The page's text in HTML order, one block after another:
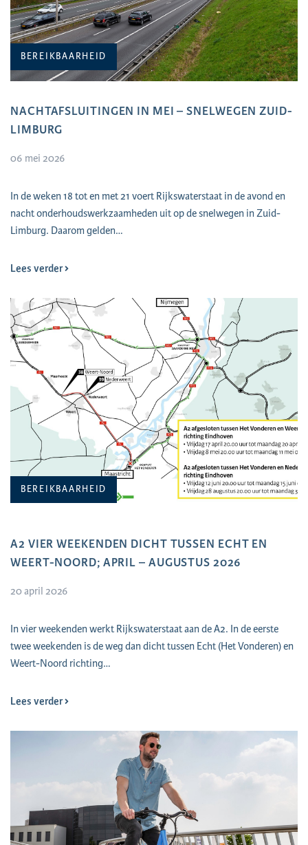
BEREIKBAARHEID
NACHTAFSLUITINGEN IN MEI – SNELWEGEN ZUID-
LIMBURG
06 mei 2026
In de weken 18 tot en met 21 voert Rijkswaterstaat in de avond en
nacht onderhoudswerkzaamheden uit op de snelwegen in Zuid-
Limburg. Daarom gelden…
Lees verder
BEREIKBAARHEID
A2 VIER WEEKENDEN DICHT TUSSEN ECHT EN
WEERT-NOORD; APRIL – AUGUSTUS 2026
20 april 2026
In vier weekenden werkt Rijkswaterstaat aan de A2. In de eerste
twee weekenden is de weg dan dicht tussen Echt (Het Vonderen) en
Weert-Noord richting…
Lees verder